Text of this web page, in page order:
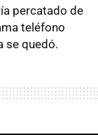
percatado de
teléfono
se quedó.